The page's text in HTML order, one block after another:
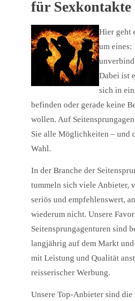
für Sexkontakte
Hier geht
um eines:
Dabei ist
sich in
befinden oder gerade keine
wollen. Auf
Sie alle Möglichkeiten – und
Wahl.
In der Branche der
tummeln sich viele Anbieter,
seriös und empfehlenswert,
wiederum nicht. Unsere
Seitensprungagenturen sind
langjährig auf dem Markt und
mit Leistung und Qualität
reisserischer Werbung.
Unsere Top-Anbieter sind die